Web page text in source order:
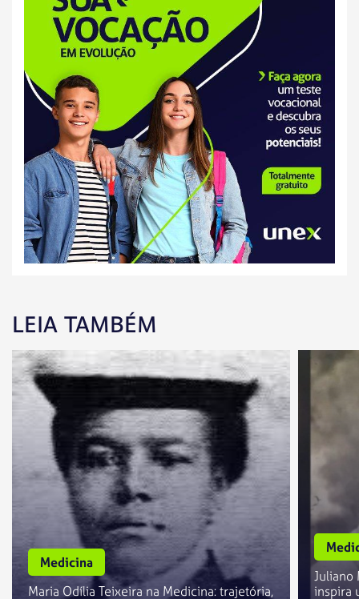
LEIA TAMBÉM
Medicina
Maria Odília Teixeira na Medicina: trajetória,
Juliano
inspira